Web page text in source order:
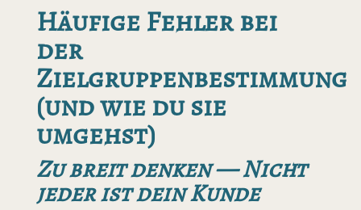
Häufige Fehler bei
der
Zielgruppenbestimmung
(und wie du sie
umgehst)
Zu breit denken — Nicht
jeder ist dein Kunde